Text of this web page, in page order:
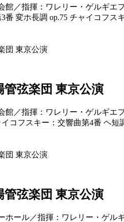
館／指揮：ワレリー・ゲルギ
番 変ホ長調 op.75 チャイコフス
弦楽団 東京公演
館／指揮：ワレリー・ゲルギ
コフスキー：交響曲第4番 ヘ短
弦楽団 東京公演
ホール／指揮：ワレリー・ゲ